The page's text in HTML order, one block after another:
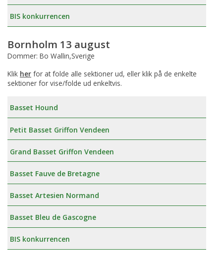
BIS konkurrencen
Bornholm 13 august
Dommer: Bo Wallin,Sverige
Klik her for at folde alle sektioner ud, eller klik på de enkelte
sektioner for vise/folde ud enkeltvis.
Basset Hound
Petit Basset Griffon Vendeen
Grand Basset Griffon Vendeen
Basset Fauve de Bretagne
Basset Artesien Normand
Basset Bleu de Gascogne
BIS konkurrencen